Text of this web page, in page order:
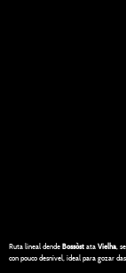
Ruta lineal dendeBossòstataVielha,
con pouco desnivel, ideal para gozar